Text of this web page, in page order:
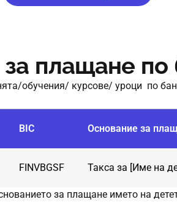
плащане по
/обучения/ курсове/ уроци по
BIC Основание за
FINVBGSF Такса за [Име на
за плащане името на